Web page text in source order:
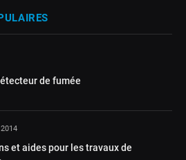
de fumée
et aides pour les travaux de